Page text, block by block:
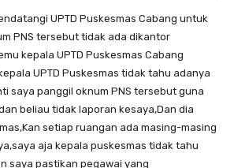
UPTD Puskesmas Cabang untuk
PNS tersebut tidak ada dikantor
kepala UPTD Puskesmas Cabang
UPTD Puskesmas tidak tahu adanya
saya panggil oknum PNS tersebut guna
beliau tidak laporan kesaya,Dan dia
setiap ruangan ada masing-masing
aja kepala puskesmas tidak tahu
saya pastikan pegawai yang